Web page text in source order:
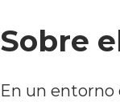
Sobre
En un entorno